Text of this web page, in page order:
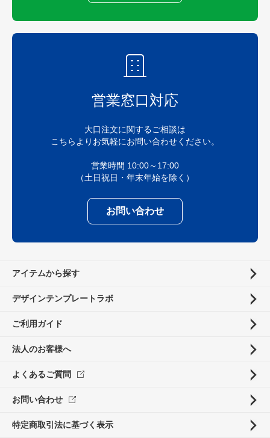
営業窓口対応
大口注文に関するご相談は
こちらよりお気軽にお問い合わせください。
営業時間 10:00～17:00
（土日祝日・年末年始を除く）
お問い合わせ
アイテムから探す
デザインテンプレートラボ
ご利用ガイド
法人のお客様へ
よくあるご質問
お問い合わせ
特定商取引法に基づく表示